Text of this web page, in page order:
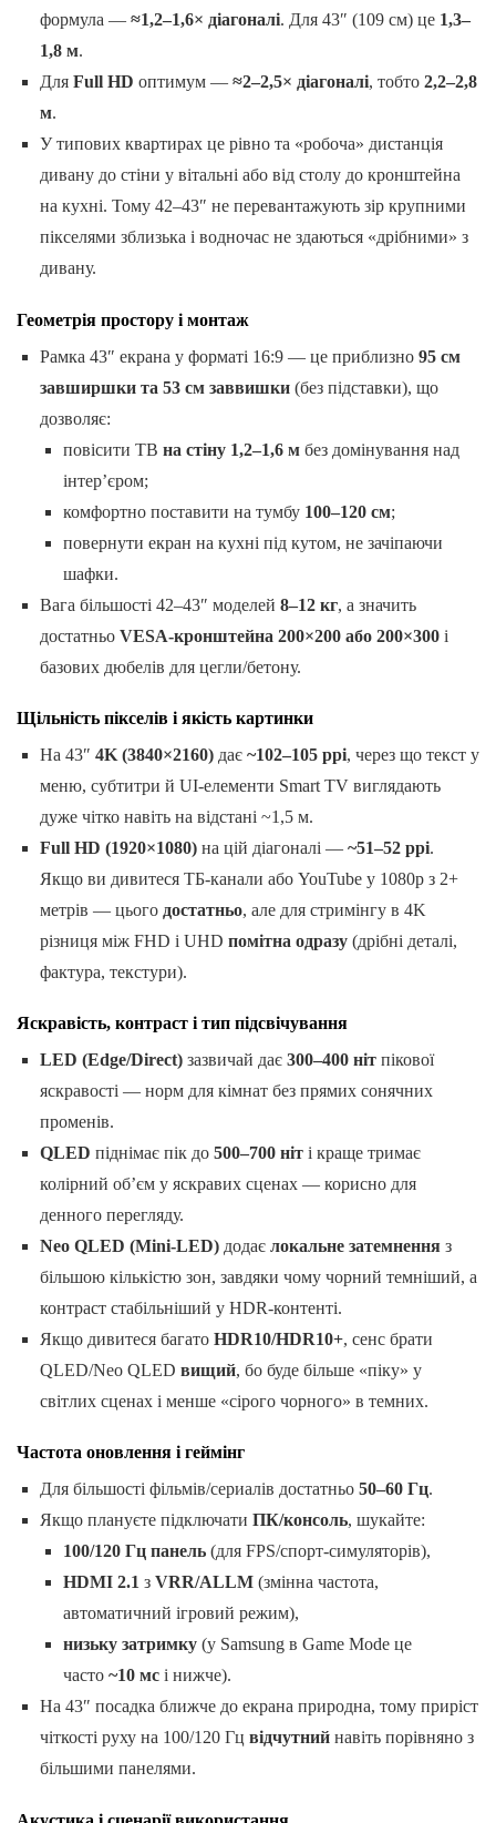
формула — ≈1,2–1,6× діагоналі. Для 43″ (109 см) це 1,3–
1,8 м.
Для Full HD оптимум — ≈2–2,5× діагоналі, тобто 2,2–2,8
м.
У типових квартирах це рівно та «робоча» дистанція
дивану до стіни у вітальні або від столу до кронштейна
на кухні. Тому 42–43″ не перевантажують зір крупними
пікселями зблизька і водночас не здаються «дрібними» з
дивану.
Геометрія простору і монтаж
Рамка 43″ екрана у форматі 16:9 — це приблизно 95 см
завширшки та 53 см заввишки(без підставки), що
дозволяє:
повісити ТВ на стіну 1,2–1,6 мбез домінування над
інтер’єром;
комфортно поставити на тумбу 100–120 см;
повернути екран на кухні під кутом, не зачіпаючи
шафки.
Вага більшості 42–43″ моделей 8–12 кг, а значить
достатньо VESA-кронштейна 200×200 або 200×300і
базових дюбелів для цегли/бетону.
Щільність пікселів і якість картинки
На 43″ 4K (3840×2160)дає ~102–105 ppi, через що текст у
меню, субтитри й UI-елементи Smart TV виглядають
дуже чітко навіть на відстані ~1,5 м.
Full HD (1920×1080)на цій діагоналі — ~51–52 ppi.
Якщо ви дивитеся ТБ-канали або YouTube у 1080p з 2+
метрів — цього достатньо, але для стримінгу в 4K
різниця між FHD і UHD помітна одразу(дрібні деталі,
фактура, текстури).
Яскравість, контраст і тип підсвічування
LED (Edge/Direct)зазвичай дає 300–400 нітпікової
яскравості — норм для кімнат без прямих сонячних
променів.
QLED піднімає пік до 500–700 ніті краще тримає
колірний об’єм у яскравих сценах — корисно для
денного перегляду.
Neo QLED (Mini-LED)додає локальне затемненняз
більшою кількістю зон, завдяки чому чорний темніший, а
контраст стабільніший у HDR-контенті.
Якщо дивитеся багато HDR10/HDR10+, сенс брати
QLED/Neo QLED вищий, бо буде більше «піку» у
світлих сценах і менше «сірого чорного» в темних.
Частота оновлення і геймінг
Для більшості фільмів/сериалів достатньо 50–60 Гц.
Якщо плануєте підключати ПК/консоль, шукайте:
100/120 Гц панель(для FPS/спорт-симуляторів),
HDMI 2.1 з VRR/ALLM(змінна частота,
автоматичний ігровий режим),
низьку затримку(у Samsung в Game Mode це
часто ~10 мсі нижче).
На 43″ посадка ближче до екрана природна, тому приріст
чіткості руху на 100/120 Гц відчутнийнавіть порівняно з
більшими панелями.